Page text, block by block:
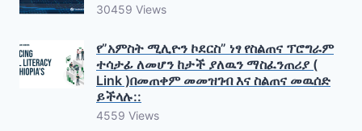
30459 Views
የ”አምስት ሚሊዮን ኮደርስ” ነፃ የስልጠና ፕሮግራም
ተሳታፊ ለመሆን ከታች ያለዉን ማስፈንጠሪያ (
Link )በመጠቀም መመዝገብ እና ስልጠና መዉሰድ
ይችላሉ::
4559 Views